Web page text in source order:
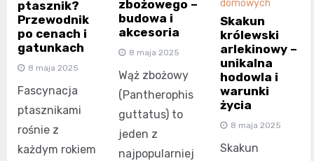
ptasznik?
Przewodnik
po cenach i
gatunkach
8 maja 2025
Fascynacja
ptasznikami
rośnie z
każdym rokiem
zbożowego –
budowa i
akcesoria
8 maja 2025
Wąż zbożowy
(Pantherophis
guttatus) to
jeden z
najpopularniej
domowych
Skakun
królewski
arlekinowy –
unikalna
hodowla i
warunki
życia
8 maja 2025
Skakun